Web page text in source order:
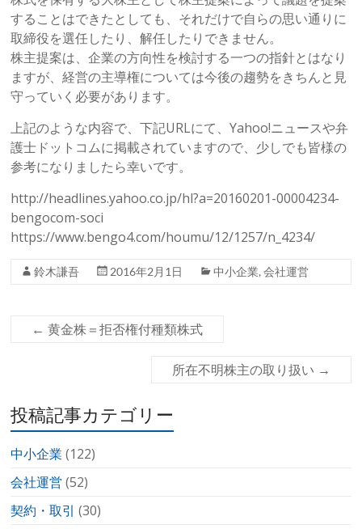
することはできたとしても、それだけで自らの思い通りに
取締役を選任したり、解任したりできません。
株主提案は、企業の方向性を検討する一つの指針とはなり
ますが、経営の主導権については今後の趨勢をきちんと見
守っていく必要があります。
上記のような内容で、下記URLにて、Yahoo!ニュースや弁
護士ドットコムに掲載されていますので、少しでも皆様の
参考になりましたら幸いです。
http://headlines.yahoo.co.jp/hl?a=20160201-00004234-
bengocom-soci
https://www.bengo4.com/houmu/12/1257/n_4234/
鈴木謙吾 2016年2月1日 中小企業,会社運営
← 黄金株＝拒否権付種類株式
所在不明株主の取り扱い →
投稿記事カテゴリー
中小企業 (122)
会社運営 (52)
契約・取引 (30)